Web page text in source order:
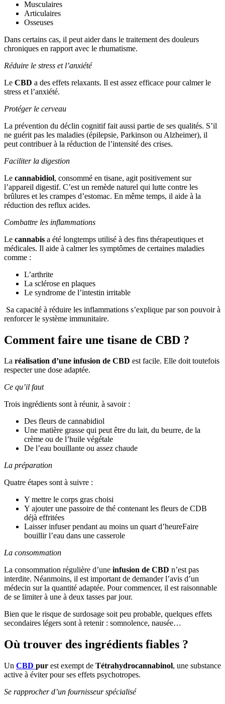
Musculaires
Articulaires
Osseuses
Dans certains cas, il peut aider dans le traitement des douleurs
chroniques en rapport avec le rhumatisme.
Réduire le stress et l’anxiété
Le CBD a des effets relaxants. Il est assez efficace pour calmer le
stress et l’anxiété.
Protéger le cerveau
La prévention du déclin cognitif fait aussi partie de ses qualités. S’il
ne guérit pas les maladies (épilepsie, Parkinson ou Alzheimer), il
peut contribuer à la réduction de l’intensité des crises.
Faciliter la digestion
Le cannabidiol, consommé en tisane, agit positivement sur
l’appareil digestif. C’est un remède naturel qui lutte contre les
brûlures et les crampes d’estomac. En même temps, il aide à la
réduction des reflux acides.
Combattre les inflammations
Le cannabis a été longtemps utilisé à des fins thérapeutiques et
médicales. Il aide à calmer les symptômes de certaines maladies
comme :
L’arthrite
La sclérose en plaques
Le syndrome de l’intestin irritable
Sa capacité à réduire les inflammations s’explique par son pouvoir à
renforcer le système immunitaire.
Comment faire une tisane de CBD ?
La réalisation d’une infusion de CBD est facile. Elle doit toutefois
respecter une dose adaptée.
Ce qu’il faut
Trois ingrédients sont à réunir, à savoir :
Des fleurs de cannabidiol
Une matière grasse qui peut être du lait, du beurre, de la
crème ou de l’huile végétale
De l’eau bouillante ou assez chaude
La préparation
Quatre étapes sont à suivre :
Y mettre le corps gras choisi
Y ajouter une passoire de thé contenant les fleurs de CDB
déjà effritées
Laisser infuser pendant au moins un quart d’heureFaire
bouillir l’eau dans une casserole
La consommation
La consommation régulière d’une infusion de CBD n’est pas
interdite. Néanmoins, il est important de demander l’avis d’un
médecin sur la quantité adaptée. Pour commencer, il est raisonnable
de se limiter à une à deux tasses par jour.
Bien que le risque de surdosage soit peu probable, quelques effets
secondaires légers sont à retenir : somnolence, nausée…
Où trouver des ingrédients fiables ?
Un CBD pur est exempt de Tétrahydrocannabinol, une substance
active à éviter pour ses effets psychotropes.
Se rapprocher d’un fournisseur spécialisé